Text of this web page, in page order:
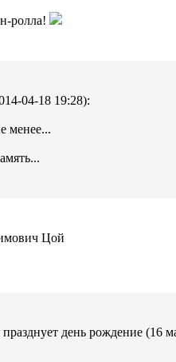
ролла!
04-18 19:28):
менее...
Цой
день рождение (16